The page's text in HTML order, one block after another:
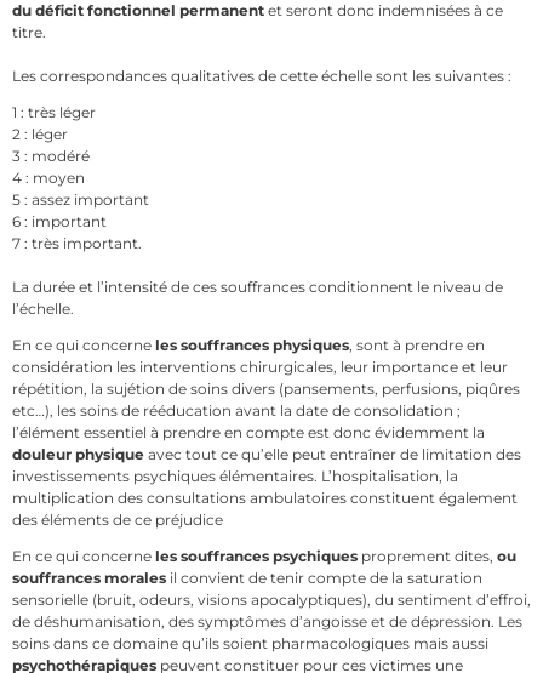
du déficit fonctionnel permanent et seront donc indemnisées à ce
titre.
Les correspondances qualitatives de cette échelle sont les suivantes :
1 : très léger
2 : léger
3 : modéré
4 : moyen
5 : assez important
6 : important
7 : très important.
La durée et l’intensité de ces souffrances conditionnent le niveau de
l’échelle.
En ce qui concerne les souffrances physiques, sont à prendre en
considération les interventions chirurgicales, leur importance et leur
répétition, la sujétion de soins divers (pansements, perfusions, piqûres
etc…), les soins de rééducation avant la date de consolidation ;
l’élément essentiel à prendre en compte est donc évidemment la
douleur physique avec tout ce qu’elle peut entraîner de limitation des
investissements psychiques élémentaires. L’hospitalisation, la
multiplication des consultations ambulatoires constituent également
des éléments de ce préjudice
En ce qui concerne les souffrances psychiques proprement dites, ou
souffrances morales il convient de tenir compte de la saturation
sensorielle (bruit, odeurs, visions apocalyptiques), du sentiment d’effroi,
de déshumanisation, des symptômes d’angoisse et de dépression. Les
soins dans ce domaine qu’ils soient pharmacologiques mais aussi
psychothérapiques peuvent constituer pour ces victimes une